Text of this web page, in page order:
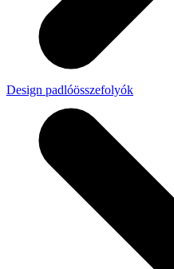
Design padlóösszefolyók